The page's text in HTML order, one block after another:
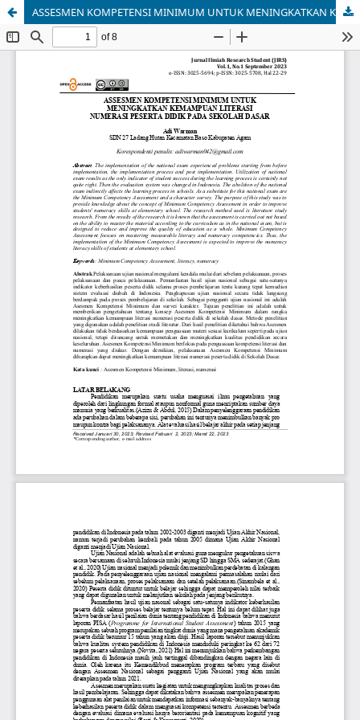
ASSESMEN KOMPETENSI MINIMUM UNTUK MENINGKATKAN KEMAMPUAN LITERASI NUMERASI PESERTA DIDIK PADA SEKOLAH DASAR